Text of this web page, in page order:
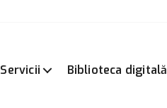
Servicii Biblioteca digitală